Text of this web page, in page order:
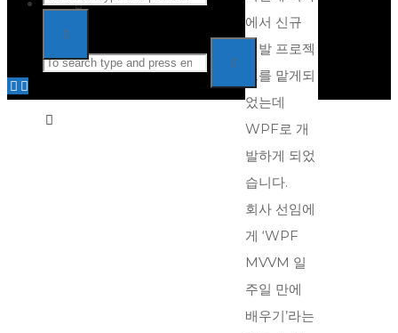
Search
for:
Search
에서 신규
개발 프로젝
트를 맡게되
었는데
WPF로 개
발하게 되었
습니다.
회사 선임에
게 ‘WPF
MVVM 일
주일 만에
배우기’라는
Search
Back